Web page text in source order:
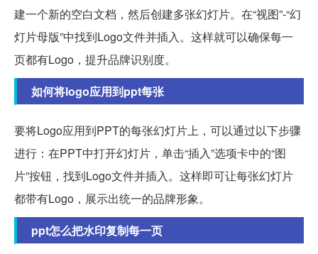
建一个新的空白文档，然后创建多张幻灯片。在“视图”-“幻
灯片母版”中找到Logo文件并插入。这样就可以确保每一
页都有Logo，提升品牌识别度。
如何将logo应用到ppt每张
要将Logo应用到PPT的每张幻灯片上，可以通过以下步骤
进行：在PPT中打开幻灯片，单击“插入”选项卡中的“图
片”按钮，找到Logo文件并插入。这样即可让每张幻灯片
都带有Logo，展示出统一的品牌形象。
ppt怎么把水印复制每一页